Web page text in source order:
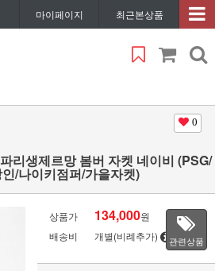
마이페이지 최근본상품
0
리생제르망 봄버 자켓 네이비 (PSG/
/나이키점퍼/가을자켓)
상품가 134,000원
배송비
개별(비례추가) 관련상품